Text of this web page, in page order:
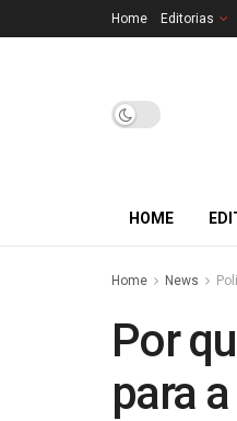
Home Editorias
HOME
Home News
Por
para